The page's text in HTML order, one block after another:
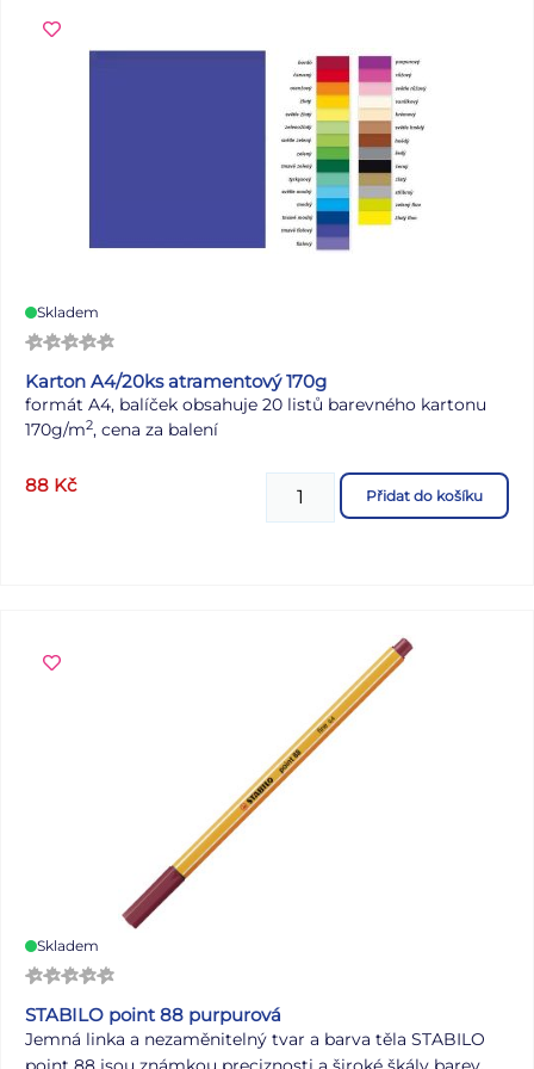
krytkou. Velikost: 14 Barva: stříbrná/černá Materiál:
syntetické vlákno POUŽITÍ: Na malbu akrylovými,
akvarelovými a temperovými barvami. Štětce jsou
uloženy v papírové krabičce po 12 ks. Uvedená cena je za 1
Skladem
Karton A4/20ks atramentový 170g
formát A4, balíček obsahuje 20 listů barevného kartonu
170g/m2, cena za balení
88 Kč Přidat do košíku
Skladem
STABILO point 88 purpurová
Jemná linka a nezaměnitelný tvar a barva těla STABILO